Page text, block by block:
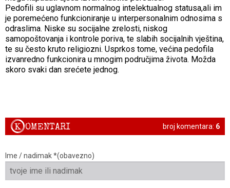
Pedofili su uglavnom normalnog intelektualnog statusa,ali im
je poremećeno funkcioniranje u interpersonalnim odnosima s
odraslima. Niske su socijalne zrelosti, niskog
samopoštovanja i kontrole poriva, te slabih socijalnih vještina,
te su često kruto religiozni. Usprkos tome, većina pedofila
izvanredno funkcionira u mnogim područjima života. Možda
skoro svaki dan srećete jednog.
broj komentara: 6
KOMENTARI
Ime / nadimak *(obavezno)